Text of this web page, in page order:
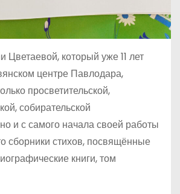
Цветаевой, который уже 11 лет
центре Павлодара,
просветительской,
собирательской
и с самого начала своей работы
сборники стихов, посвящённые
книги, том